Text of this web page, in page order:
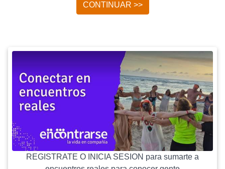
CONTINUAR >>
REGISTRATE O INICIA SESION para sumarte a